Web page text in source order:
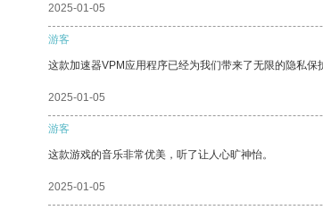
2025-01-05
游客
这款加速器VPM应用程序已经为我们带来了无限的隐私保
2025-01-05
游客
这款游戏的音乐非常优美，听了让人心旷神怡。
2025-01-05